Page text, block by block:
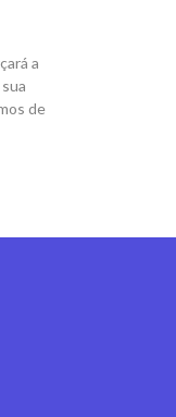
a
de